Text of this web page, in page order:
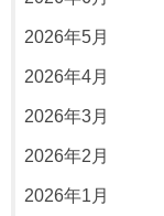
2026年5月
2026年4月
2026年3月
2026年2月
2026年1月